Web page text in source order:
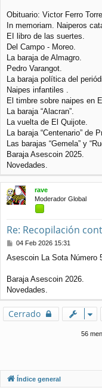
a
e
Obituario: Victor Ferro
In memoriam. Naiperos
EI libro de las suertes.
Del Campo - Moreo.
La baraja de Almagro.
Pedro Varangot.
La baraja política del
Naipes infantiles .
El timbre sobre naipes en
La baraja “Alacran”.
La vuelta de El Quijote.
La baraja “Centenario” de
Las barajas “Gemela” y
Baraja Asescoin 2025.
Novedades.
rave
Moderador Global
Re: Recopilación
M
n
a
j
04 Feb 2026 15:31
Asescoin La Sota Número
Baraja Asescoin 2026.
Novedades.
Cerrado
56
Índice general